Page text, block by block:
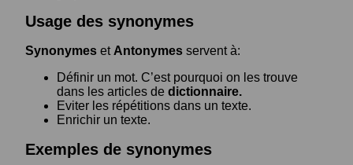
Usage des synonymes
Synonymes et Antonymes servent à:
Définir un mot. C’est pourquoi on les trouve
dans les articles de dictionnaire.
Eviter les répétitions dans un texte.
Enrichir un texte.
Exemples de synonymes